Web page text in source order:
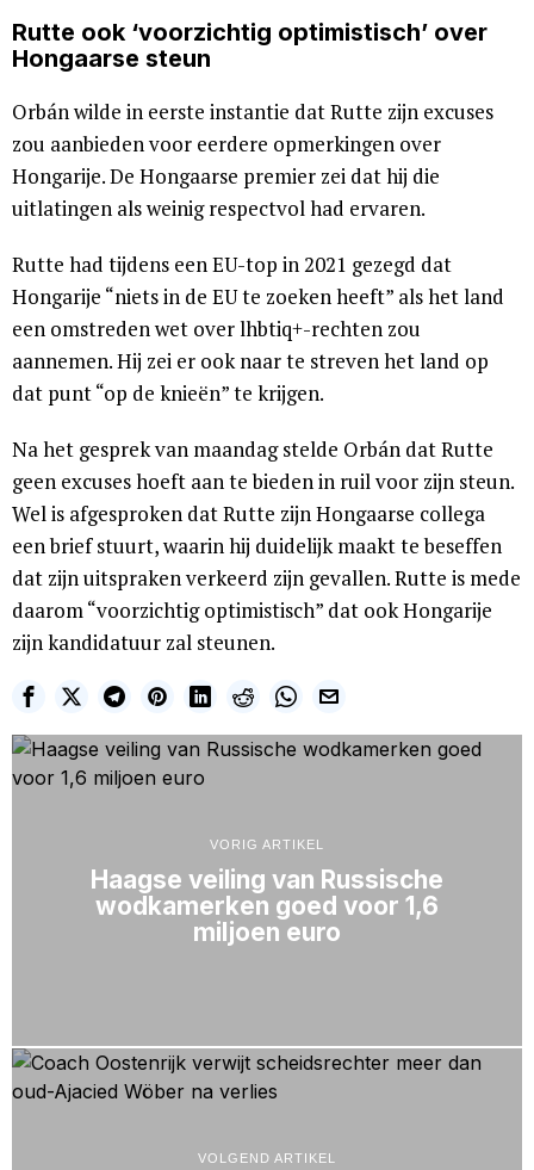
Rutte ook ‘voorzichtig optimistisch’ over
Hongaarse steun
Orbán wilde in eerste instantie dat Rutte zijn excuses
zou aanbieden voor eerdere opmerkingen over
Hongarije. De Hongaarse premier zei dat hij die
uitlatingen als weinig respectvol had ervaren.
Rutte had tijdens een EU-top in 2021 gezegd dat
Hongarije “niets in de EU te zoeken heeft” als het land
een omstreden wet over lhbtiq+-rechten zou
aannemen. Hij zei er ook naar te streven het land op
dat punt “op de knieën” te krijgen.
Na het gesprek van maandag stelde Orbán dat Rutte
geen excuses hoeft aan te bieden in ruil voor zijn steun.
Wel is afgesproken dat Rutte zijn Hongaarse collega
een brief stuurt, waarin hij duidelijk maakt te beseffen
dat zijn uitspraken verkeerd zijn gevallen. Rutte is mede
daarom “voorzichtig optimistisch” dat ook Hongarije
zijn kandidatuur zal steunen.
VORIG ARTIKEL
Haagse veiling van Russische
wodkamerken goed voor 1,6
miljoen euro
VOLGEND ARTIKEL